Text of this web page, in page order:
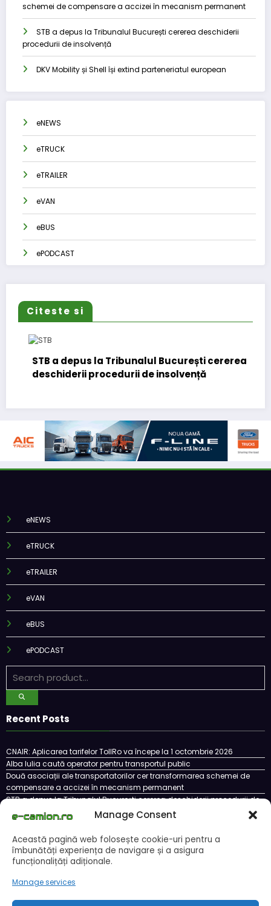
Manage Consent
Această pagină web folosește cookie-uri pentru a
îmbunătăți experiența de navigare și a asigura
funcționalițăți adiționale.
Manage services
schemei de compensare a accizei în mecanism permanent
STB a depus la Tribunalul București cererea deschiderii
procedurii de insolvență
DKV Mobility și Shell își extind parteneriatul european
eNEWS
eTRUCK
eTRAILER
eVAN
eBUS
ePODCAST
Citeste si
STB a depus la Tribunalul București cererea
deschiderii procedurii de insolvență
eNEWS
eTRUCK
eTRAILER
eVAN
eBUS
ePODCAST
Recent Posts
CNAIR: Aplicarea tarifelor TollRo va începe la 1 octombrie 2026
Alba Iulia caută operator pentru transportul public
Două asociații ale transportatorilor cer transformarea schemei de
compensare a accizei în mecanism permanent
STB a depus la Tribunalul București cererea deschiderii procedurii de
insolvență
DKV Mobility și Shell își extind parteneriatul european
Politica de confidentialitate
Copyright © 2024 by E-CAMION.RO MEDIA Toate drepturile sunt rezervate |